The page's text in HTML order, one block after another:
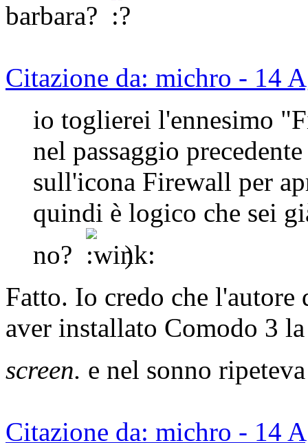
barbara?
Citazione da: michro - 14
io toglierei l'ennesimo
nel passaggio
sull'icona Firewall per
quindi è logico che sei
no?
)
Fatto. Io credo che
aver installato Comodo 3
screen. e nel sonno
Citazione da: michro - 14